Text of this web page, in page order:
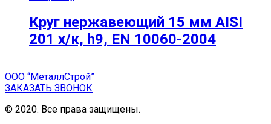
Круг нержавеющий 15 мм AISI
201 х/к, h9, EN 10060-2004
ООО “МеталлСтрой”
ЗАКАЗАТЬ ЗВОНОК
© 2020. Все права защищены.